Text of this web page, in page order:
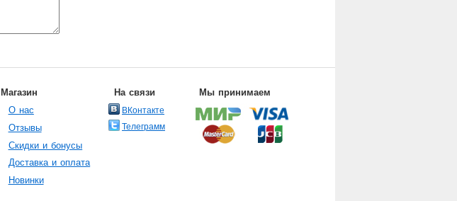
Магазин
О нас
Отзывы
Скидки и бонусы
Доставка и оплата
Новинки
На связи
ВКонтакте
Телеграмм
Мы принимаем